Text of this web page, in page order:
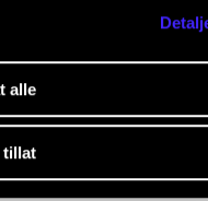
alle
tillat